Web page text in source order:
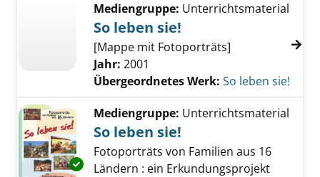
Mediengruppe: Unterrichtsmaterial
So leben sie!
[Mappe mit Fotoporträts]
Jahr: 2001
Übergeordnetes Werk: So leben sie!
Exemplar-Details von So leben sie! anzeigen
Mediengruppe: Unterrichtsmaterial
So leben sie!
Fotoporträts von Familien aus 16
Ländern : ein Erkundungsprojekt